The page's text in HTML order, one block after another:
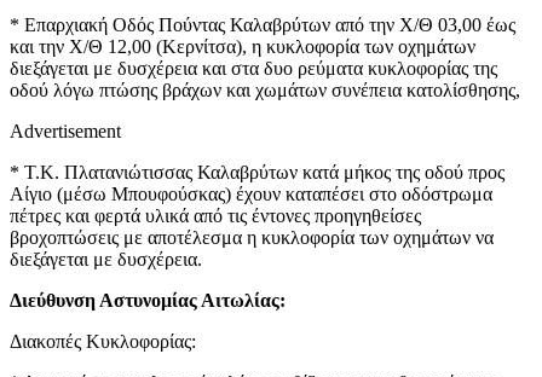
* Επαρχιακή Οδός Πούντας Καλαβρύτων από την Χ/Θ 03,00 έως
και την Χ/Θ 12,00 (Κερνίτσα), η κυκλοφορία των οχημάτων
διεξάγεται με δυσχέρεια και στα δυο ρεύματα κυκλοφορίας της
οδού λόγω πτώσης βράχων και χωμάτων συνέπεια κατολίσθησης,
Advertisement
* Τ.Κ. Πλατανιώτισσας Καλαβρύτων κατά μήκος της οδού προς
Αίγιο (μέσω Μπουφούσκας) έχουν καταπέσει στο οδόστρωμα
πέτρες και φερτά υλικά από τις έντονες προηγηθείσες
βροχοπτώσεις με αποτέλεσμα η κυκλοφορία των οχημάτων να
διεξάγεται με δυσχέρεια.
Διεύθυνση Αστυνομίας Αιτωλίας:
Διακοπές Κυκλοφορίας: